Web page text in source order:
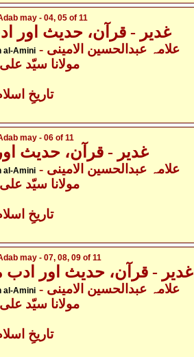
may - 04, 05 of 11
04،05/11 - غدیر - قرآن، حدیث
al-Amini - علامہ عبدالحسین الامینی
- مولانا سیّد
- تاریخِ
may - 06 of 11
06/11 - غدیر - قرآن،
al-Amini - علامہ عبدالحسین الامینی
- مولانا سیّد
- تاریخِ
may - 07, 08, 09 of 11
07،08،09/11 - غدیر - قرآن، حدیث اور
al-Amini - علامہ عبدالحسین الامینی
- مولانا سیّد
- تاریخِ